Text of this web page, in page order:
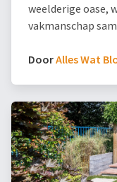
weelderige oase,
vakmanschap
DoorAlles Wat